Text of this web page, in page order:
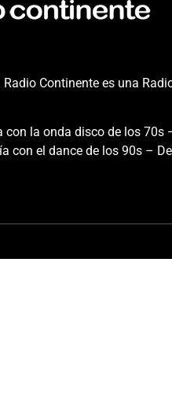
Continente es una
con la onda disco de los 70s
con el dance de los 90s –